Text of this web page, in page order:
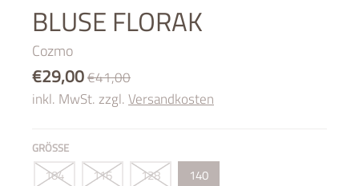
BLUSE FLORAK
Cozmo
€29,00€41,00
inkl. MwSt. zzgl. Versandkosten
GRÖSSE
104 116 128 140